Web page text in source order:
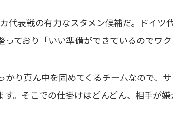
代表戦の有力なスタメン候補だ。ドイツ
ており「いい準備ができているのでワク
かり真ん中を固めてくるチームなので、
。そこでの仕掛けはどんどん、相手が